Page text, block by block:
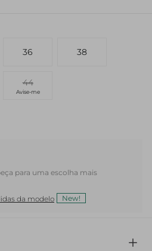
36 38
44
Avise-me
para uma escolha mais
da modelo New!